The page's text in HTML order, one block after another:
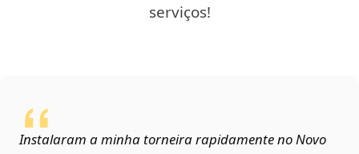
serviços!
Instalaram a minha torneira rapidamente no Novo